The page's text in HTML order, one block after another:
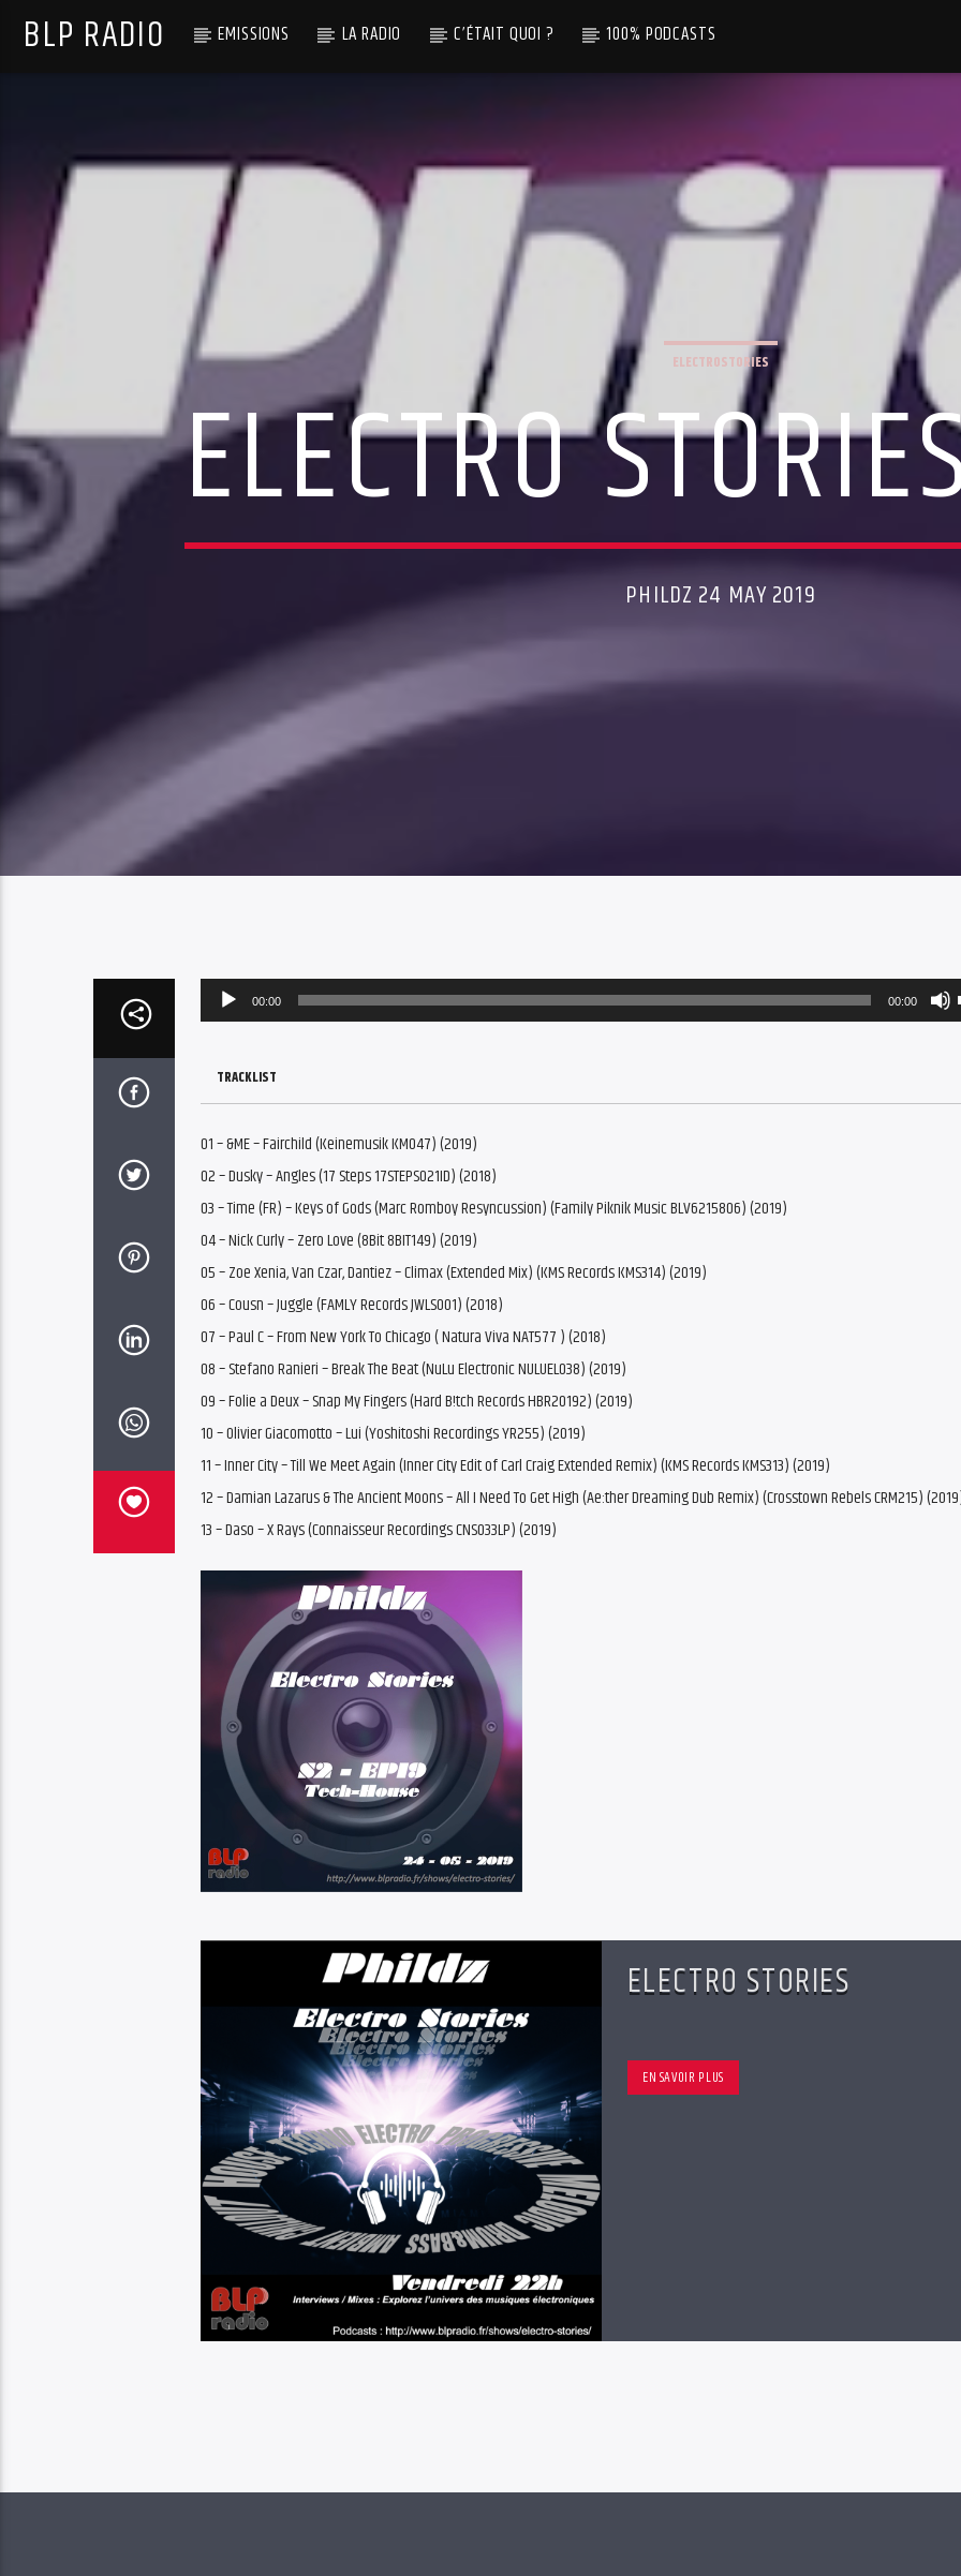
BLP RADIO EMISSIONS LA RADIO C’ÉTAIT QUOI ? 100% PODCASTS
ELECTROSTORIES
ELECTRO
PHILDZ 24 MAY 2019
Audio
Player
00:00 00:00
TRACKLIST
01 – &ME – Fairchild (Keinemusik KM047) (2019)
02 – Dusky – Angles (17 Steps 17STEPS021ID) (2018)
03 – Time (FR) – Keys of Gods (Marc Romboy Resyncussion) (Family Piknik Music BLV6215806) (2019)
04 – Nick Curly – Zero Love (8Bit 8BIT149) (2019)
05 – Zoe Xenia, Van Czar, Dantiez – Climax (Extended Mix) (KMS Records KMS314) (2019)
06 – Cousn – Juggle (FAMLY Records JWLS001) (2018)
07 – Paul C – From New York To Chicago ( Natura Viva NAT577 ) (2018)
08 – Stefano Ranieri – Break The Beat (NuLu Electronic NULUEL038) (2019)
09 – Folie a Deux – Snap My Fingers (Hard B!tch Records HBR20192) (2019)
10 – Olivier Giacomotto – Lui (Yoshitoshi Recordings YR255) (2019)
11 – Inner City – Till We Meet Again (Inner City Edit of Carl Craig Extended Remix) (KMS Records KMS313) (2019)
12 – Damian Lazarus & The Ancient Moons – All I Need To Get High (Ae:ther Dreaming Dub Remix) (Crosstown Rebels CRM215)
13 – Daso – X Rays (Connaisseur Recordings CNS033LP) (2019)
ELECTRO STORIES
EN SAVOIR PLUS